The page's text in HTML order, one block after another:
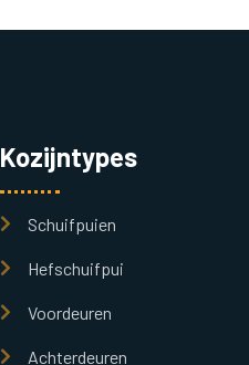
Kozijntypes
Schuifpuien
Hefschuifpui
Voordeuren
Achterdeuren